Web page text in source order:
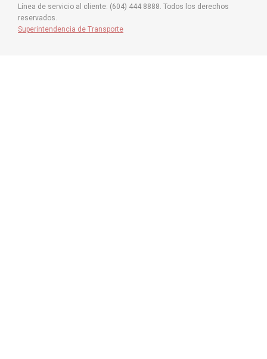
Línea de servicio al cliente: (604) 444 8888. Todos los derechos
reservados.
Superintendencia de Transporte